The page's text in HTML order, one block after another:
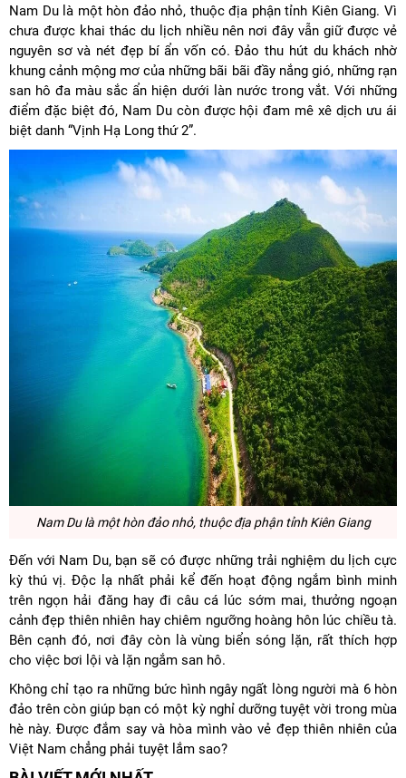
Nam Du là một hòn đảo nhỏ, thuộc địa phận tỉnh Kiên Giang. Vì
chưa được khai thác du lịch nhiều nên nơi đây vẫn giữ được vẻ
nguyên sơ và nét đẹp bí ẩn vốn có. Đảo thu hút du khách nhờ
khung cảnh mộng mơ của những bãi bãi đầy nắng gió, những rạn
san hô đa màu sắc ẩn hiện dưới làn nước trong vắt. Với những
điểm đặc biệt đó, Nam Du còn được hội đam mê xê dịch ưu ái
biệt danh “Vịnh Hạ Long thứ 2”.
Nam Dulà một hòn đảo nhỏ, thuộc địa phận tỉnh Kiên Giang
Đến với Nam Du, bạn sẽ có được những trải nghiệm du lịch cực
kỳ thú vị. Độc lạ nhất phải kể đến hoạt động ngắm bình minh
trên ngọn hải đăng hay đi câu cá lúc sớm mai, thưởng ngoạn
cảnh đẹp thiên nhiên hay chiêm ngưỡng hoàng hôn lúc chiều tà.
Bên cạnh đó, nơi đây còn là vùng biển sóng lặn, rất thích hợp
cho việc bơi lội và lặn ngắm san hô.
Không chỉ tạo ra những bức hình ngây ngất lòng người mà 6 hòn
đảo trên còn giúp bạn có một kỳ nghỉ dưỡng tuyệt vời trong mùa
hè này. Được đắm say và hòa mình vào vẻ đẹp thiên nhiên của
Việt Nam chẳng phải tuyệt lắm sao?